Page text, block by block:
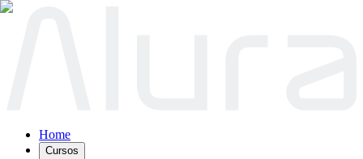
Home
Cursos